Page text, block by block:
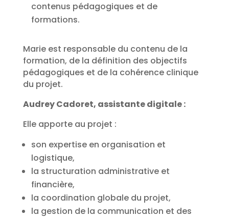
contenus pédagogiques et de
formations.
Marie est responsable du contenu de la
formation, de la définition des objectifs
pédagogiques et de la cohérence clinique
du projet.
Audrey Cadoret, assistante digitale :
Elle apporte au projet :
son expertise en organisation et
logistique,
la structuration administrative et
financière,
la coordination globale du projet,
la gestion de la communication et des